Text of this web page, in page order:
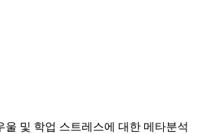
울 및 학업 스트레스에 대한 메타분석